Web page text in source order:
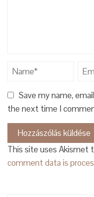
Save my name,
the next time I
This site uses Akismet
comment data is